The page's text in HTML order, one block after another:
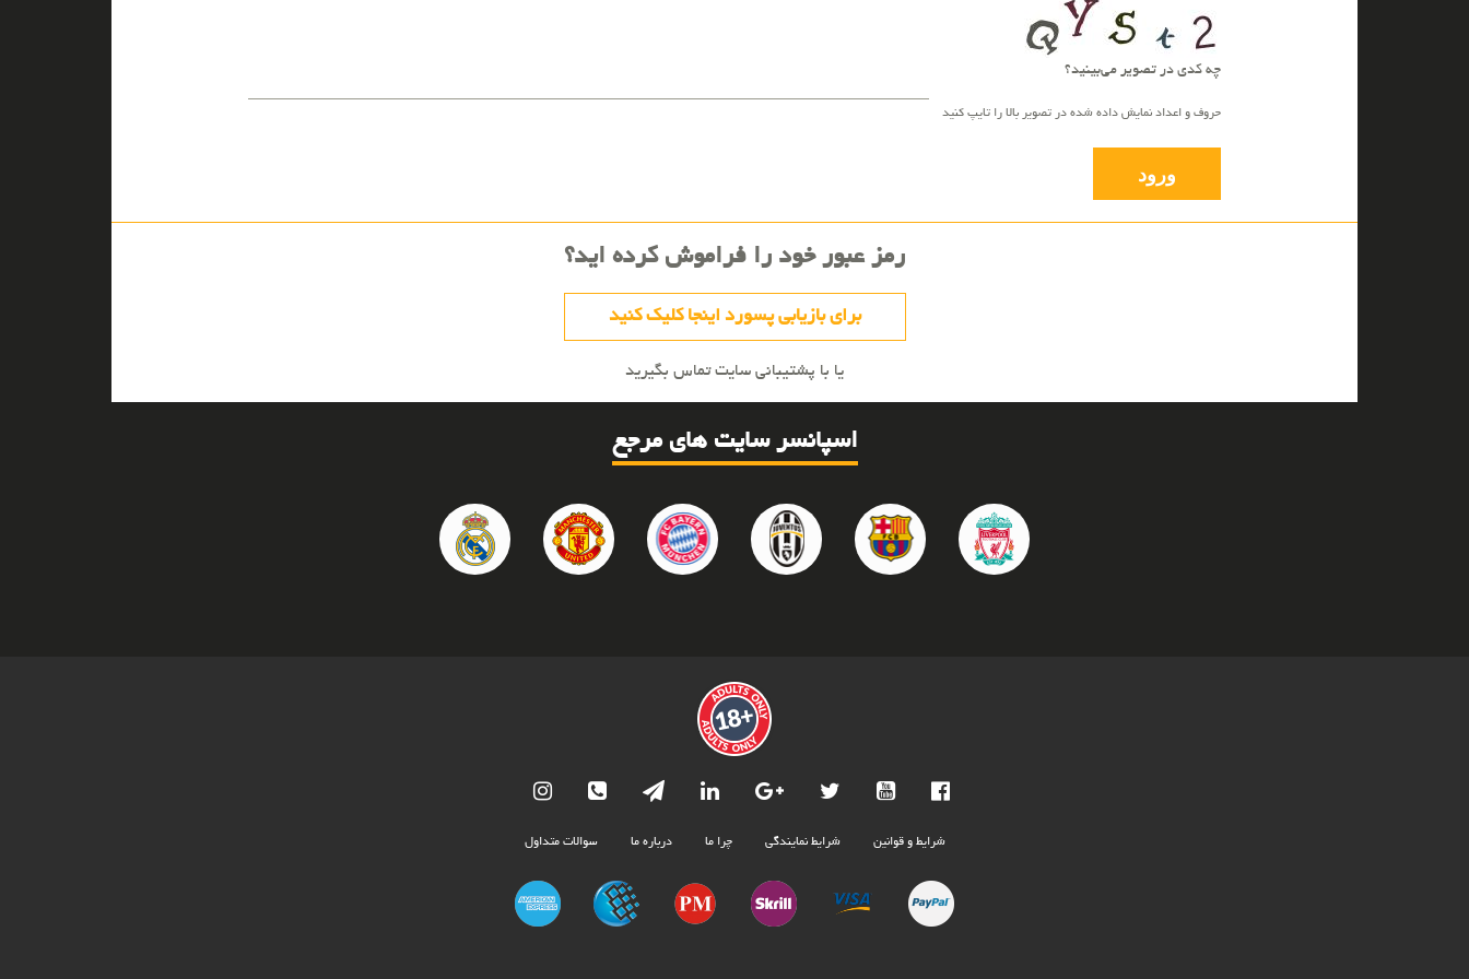
چه کدی در تصویر می‌بینید؟
حروف و اعداد نمایش داده شده در تصویر بالا را تایپ کنید
رمز عبور خود را فراموش کرده اید؟
برای بازیابی پسورد اینجا کلیک کنید
یا با پشتیبانی سایت تماس بگیرید
اسپانسر سایت های مرجع
menu
سوالات متداول درباره ما چرا ما شرایط نمایندگی شرایط و قوانین